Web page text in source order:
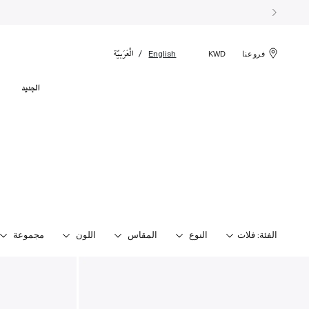
فروعنا KWD
English الْعَرَبيّة
الجديد
الفئة: فلات النوع المقاس اللون مجموعة